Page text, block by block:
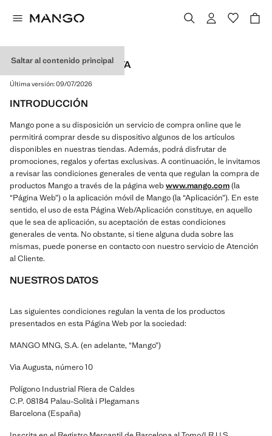
Saltar al contenido principal
CONDICIONES DE VENTA
Última versión:09/07/2026
INTRODUCCIÓN
Mango pone a su disposición un servicio de compra online que le
permitirá comprar desde su dispositivo algunos de los artículos
disponibles en nuestras tiendas. Además, podrá disfrutar de
promociones, regalos y ofertas exclusivas. A continuación, le invitamos
a revisar las condiciones generales de venta que regulan la compra de
productos Mango a través de la página web www.mango.com(la
“Página Web”) o la aplicación móvil de Mango (la “Aplicación”). En este
sentido, el uso de esta Página Web/Aplicación constituye, en aquello
que le sea de aplicación, su aceptación de estas condiciones
generales de venta. No obstante, si tiene alguna duda sobre las
mismas, puede ponerse en contacto con nuestro servicio de Atención
al Cliente.
NUESTROS DATOS
Las siguientes condiciones regulan la venta de los productos
presentados en esta Página Web por la sociedad:
MANGO MNG, S.A. (en adelante, “Mango”)
Via Augusta, número 10
Polígono Industrial Riera de Caldes
C.P. 08184 Palau-Solità i Plegamans
Barcelona (España)